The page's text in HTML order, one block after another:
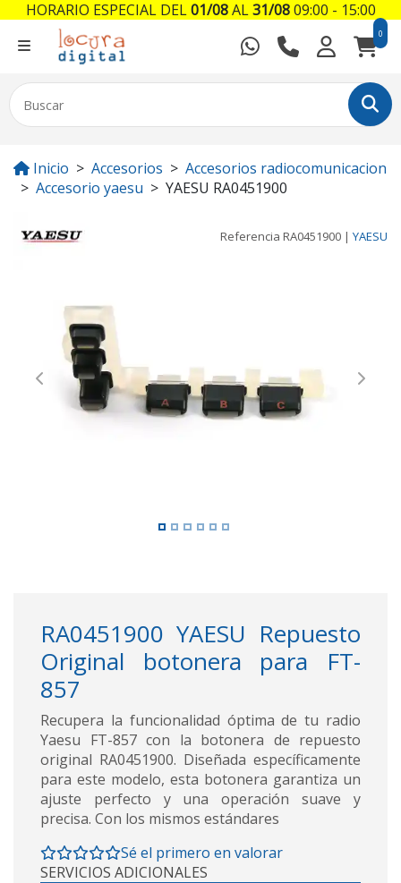
0
Inicio Accesorios
Accesorios radiocomunicacion
Accesorio yaesu
YAESU RA0451900
Referencia RA0451900 | YAESU
Previous Next
RA0451900 YAESU Repuesto
Original botonera para FT-
857
Recupera la funcionalidad óptima de tu radio
Yaesu FT-857 con la botonera de repuesto
original RA0451900. Diseñada específicamente
para este modelo, esta botonera garantiza un
ajuste perfecto y una operación suave y
precisa. Con los mismos estándares
Sé el primero en valorar
SERVICIOS ADICIONALES
HORARIO ESPECIAL DEL01/08AL31/0809:00 - 15:00